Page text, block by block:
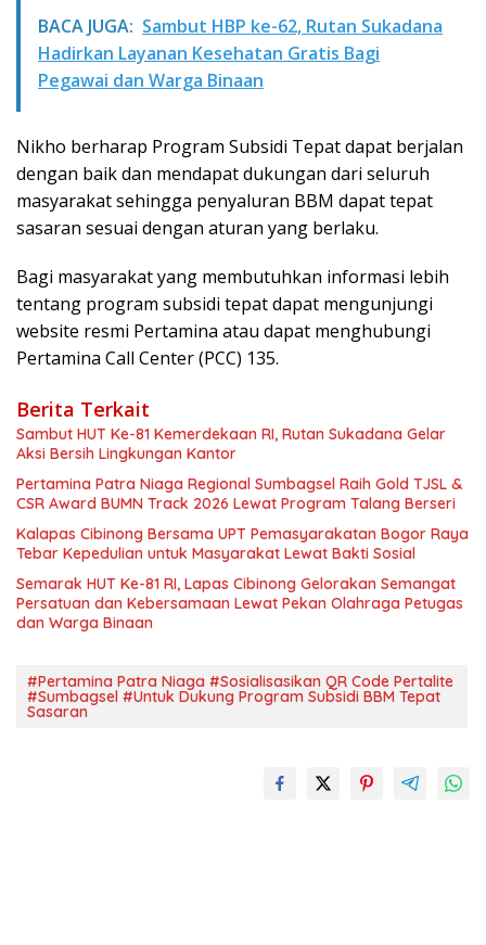
BACA JUGA: Sambut HBP ke-62, Rutan Sukadana
Hadirkan Layanan Kesehatan Gratis Bagi
Pegawai dan Warga Binaan
Nikho berharap Program Subsidi Tepat dapat berjalan
dengan baik dan mendapat dukungan dari seluruh
masyarakat sehingga penyaluran BBM dapat tepat
sasaran sesuai dengan aturan yang berlaku.
Bagi masyarakat yang membutuhkan informasi lebih
tentang program subsidi tepat dapat mengunjungi
website resmi Pertamina atau dapat menghubungi
Pertamina Call Center (PCC) 135.
Berita Terkait
Sambut HUT Ke-81 Kemerdekaan RI, Rutan Sukadana Gelar
Aksi Bersih Lingkungan Kantor
Pertamina Patra Niaga Regional Sumbagsel Raih Gold TJSL &
CSR Award BUMN Track 2026 Lewat Program Talang Berseri
Kalapas Cibinong Bersama UPT Pemasyarakatan Bogor Raya
Tebar Kepedulian untuk Masyarakat Lewat Bakti Sosial
Semarak HUT Ke-81 RI, Lapas Cibinong Gelorakan Semangat
Persatuan dan Kebersamaan Lewat Pekan Olahraga Petugas
dan Warga Binaan
#Pertamina Patra Niaga #Sosialisasikan QR Code Pertalite
#Sumbagsel #Untuk Dukung Program Subsidi BBM Tepat
Sasaran